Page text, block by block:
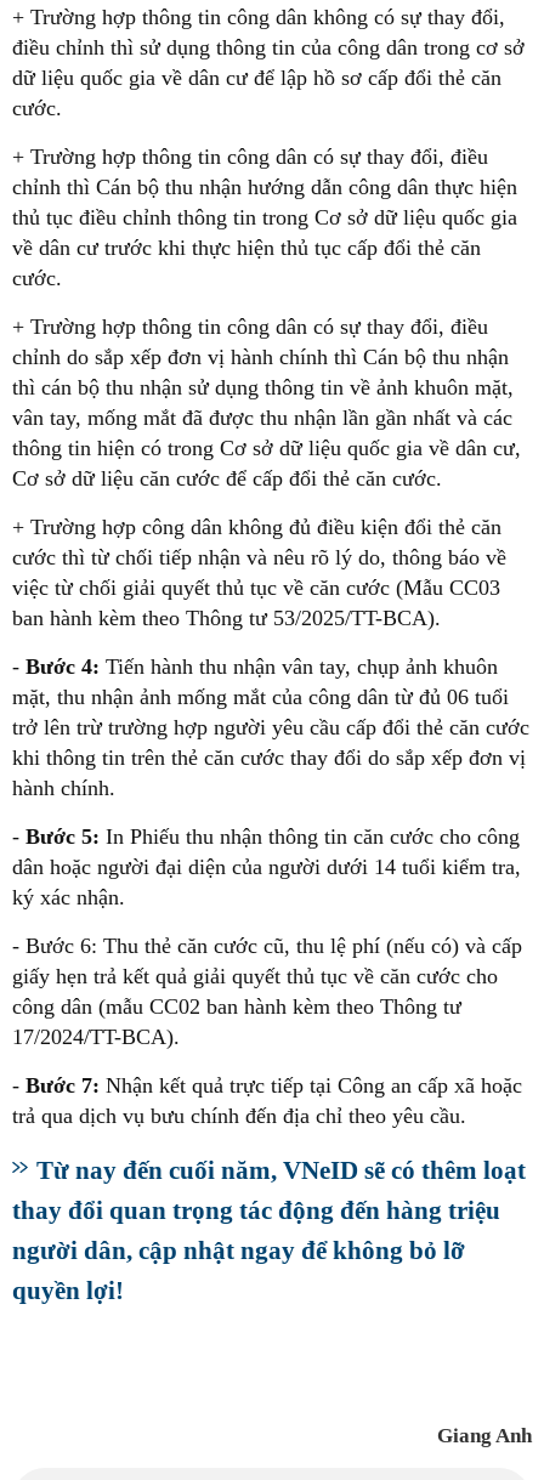
+ Trường hợp thông tin công dân không có sự thay đổi,
điều chỉnh thì sử dụng thông tin của công dân trong cơ sở
dữ liệu quốc gia về dân cư để lập hồ sơ cấp đổi thẻ căn
cước.
+ Trường hợp thông tin công dân có sự thay đổi, điều
chỉnh thì Cán bộ thu nhận hướng dẫn công dân thực hiện
thủ tục điều chỉnh thông tin trong Cơ sở dữ liệu quốc gia
về dân cư trước khi thực hiện thủ tục cấp đổi thẻ căn
cước.
+ Trường hợp thông tin công dân có sự thay đổi, điều
chỉnh do sắp xếp đơn vị hành chính thì Cán bộ thu nhận
thì cán bộ thu nhận sử dụng thông tin về ảnh khuôn mặt,
vân tay, mống mắt đã được thu nhận lần gần nhất và các
thông tin hiện có trong Cơ sở dữ liệu quốc gia về dân cư,
Cơ sở dữ liệu căn cước để cấp đổi thẻ căn cước.
+ Trường hợp công dân không đủ điều kiện đổi thẻ căn
cước thì từ chối tiếp nhận và nêu rõ lý do, thông báo về
việc từ chối giải quyết thủ tục về căn cước (Mẫu CC03
ban hành kèm theo Thông tư 53/2025/TT-BCA).
- Bước 4: Tiến hành thu nhận vân tay, chụp ảnh khuôn
mặt, thu nhận ảnh mống mắt của công dân từ đủ 06 tuổi
trở lên trừ trường hợp người yêu cầu cấp đổi thẻ căn cước
khi thông tin trên thẻ căn cước thay đổi do sắp xếp đơn vị
hành chính.
- Bước 5: In Phiếu thu nhận thông tin căn cước cho công
dân hoặc người đại diện của người dưới 14 tuổi kiểm tra,
ký xác nhận.
- Bước 6: Thu thẻ căn cước cũ, thu lệ phí (nếu có) và cấp
giấy hẹn trả kết quả giải quyết thủ tục về căn cước cho
công dân (mẫu CC02 ban hành kèm theo Thông tư
17/2024/TT-BCA).
- Bước 7: Nhận kết quả trực tiếp tại Công an cấp xã hoặc
trả qua dịch vụ bưu chính đến địa chỉ theo yêu cầu.
Từ nay đến cuối năm, VNeID sẽ có thêm loạt
thay đổi quan trọng tác động đến hàng triệu
người dân, cập nhật ngay để không bỏ lỡ
quyền lợi!
Giang Anh